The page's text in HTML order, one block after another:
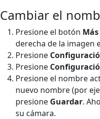
Cambiar el
Presione el botón Más
derecha de la imagen
Presione
Presione
Presione el nombre
nuevo nombre (por
presione Guardar.
su cámara.